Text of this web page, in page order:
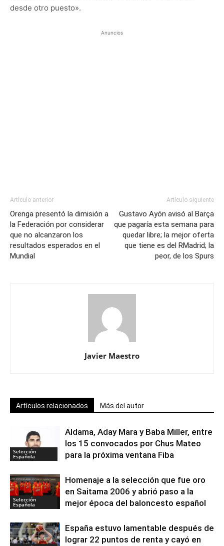
desde otro puesto».
Anuncios
Artículo anterior
Orenga presentó la dimisión a
la Federación por considerar
que no alcanzaron los
resultados esperados en el
Mundial
Artículo siguiente
Gustavo Ayón avisó al Barça
que pagaría esta semana para
quedar libre; la mejor oferta
que tiene es del RMadrid; la
peor, de los Spurs
Javier Maestro
Artículos relacionados Más del autor
Selección
Española
Aldama, Aday Mara y Baba Miller, entre
los 15 convocados por Chus Mateo
para la próxima ventana Fiba
Selección
Española
Homenaje a la selección que fue oro
en Saitama 2006 y abrió paso a la
mejor época del baloncesto español
España estuvo lamentable después de
lograr 22 puntos de renta y cayó en